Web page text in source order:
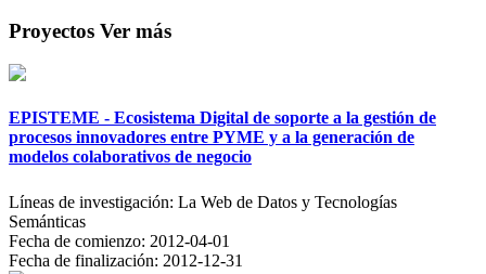
Proyectos Ver más
EPISTEME - Ecosistema Digital de soporte a la gestión de
procesos innovadores entre PYME y a la generación de
modelos colaborativos de negocio
Líneas de investigación: La Web de Datos y Tecnologías
Semánticas
Fecha de comienzo: 2012-04-01
Fecha de finalización: 2012-12-31